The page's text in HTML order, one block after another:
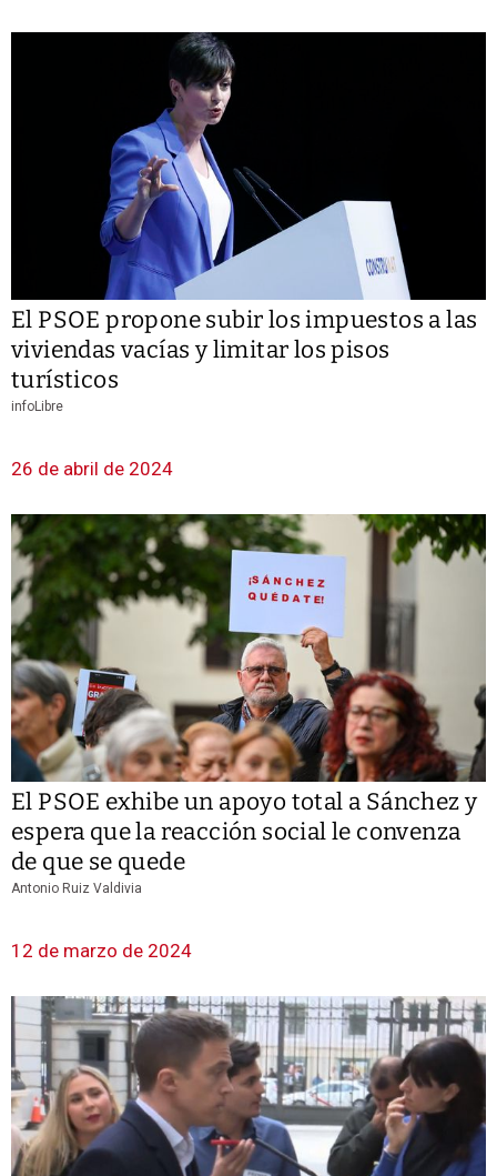
El PSOE propone subir los impuestos a las
viviendas vacías y limitar los pisos
turísticos
infoLibre
26 de abril de 2024
El PSOE exhibe un apoyo total a Sánchez y
espera que la reacción social le convenza
de que se quede
Antonio Ruiz Valdivia
12 de marzo de 2024